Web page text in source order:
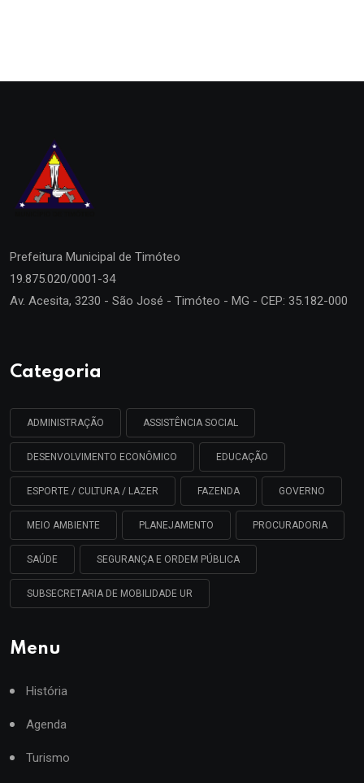
Prefeitura Municipal de Timóteo
19.875.020/0001-34
Av. Acesita, 3230 - São José - Timóteo - MG - CEP: 35.182-000
Categoria
ADMINISTRAÇÃO ASSISTÊNCIA SOCIAL
DESENVOLVIMENTO ECONÔMICO EDUCAÇÃO
ESPORTE / CULTURA / LAZER FAZENDA GOVERNO
MEIO AMBIENTE PLANEJAMENTO PROCURADORIA
SAÚDE SEGURANÇA E ORDEM PÚBLICA
SUBSECRETARIA DE MOBILIDADE UR
Menu
História
Agenda
Turismo